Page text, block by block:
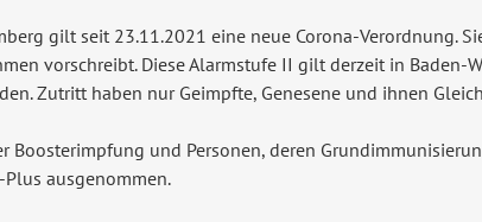
gilt seit 23.11.2021 eine neue Corona-Verordnung.
vorschreibt. Diese Alarmstufe II gilt derzeit in
Zutritt haben nur Geimpfte, Genesene und ihnen
Boosterimpfung und Personen, deren
ausgenommen.